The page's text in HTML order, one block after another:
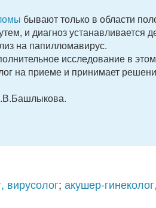
бывают только в области
и диагноз устанавливается
на папилломавирус.
исследование в
на приеме и принимает
вирусолог; акушер-